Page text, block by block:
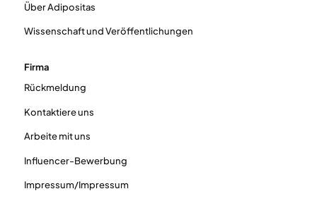
Über Adipositas
Wissenschaft und Veröffentlichungen
Firma
Rückmeldung
Kontaktiere uns
Arbeite mit uns
Influencer-Bewerbung
Impressum/Impressum